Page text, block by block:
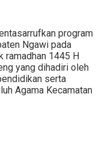
program
Ngawi pada
ramadhan 1445 H
yang dihadiri oleh
serta
Agama Kecamatan